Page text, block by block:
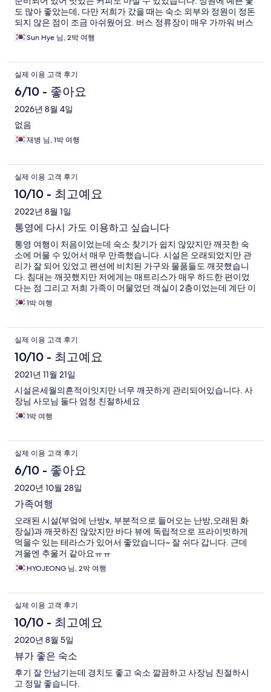
도 많아 좋았는데, 다만 저희가 갔을 때는 숙소 외부와 정원이 정돈
되지 않은 점이 조금 아쉬웠어요. 버스 정류장이 매우 가까워 버스
로 여행하기 좋습니다
Sun Hye 님, 2박 여행
실제 이용 고객 후기
6/10 - 좋아요
2026년 8월 4일
없음
재병 님, 1박 여행
실제 이용 고객 후기
10/10 - 최고예요
2022년 8월 1일
통영에 다시 가도 이용하고 싶습니다
통영 여행이 처음이었는데 숙소 찾기가 쉽지 않았지만 깨끗한 숙
소에 머물 수 있어서 매우 만족했습니다. 시설은 오래되었지만 관
리가 잘 되어 있었고 펜션에 비치된 가구와 물품들도 깨끗했습니
다. 침대는 깨끗했지만 저에게는 매트리스가 매우 하드한 편이었
다는 점 그리고 저희 가족이 머물었던 객실이 2층이었는데 계단 이
용하기가 불편했던 것을 빼고는 매우 훌륭한 숙소였다고 생각합니
다. 통영 대교가 훤하게 보여서 위치나 전망도 참 좋았고 카페를 함
다.
1박 여행
실제 이용 고객 후기
10/10 - 최고예요
2021년 11월 21일
시설은세월의흔적이잇지만 너무 깨끗하게 관리되어있습니다. 사
장님 사모님 둘다 엄청 친절하세요
1박 여행
실제 이용 고객 후기
6/10 - 좋아요
2020년 10월 28일
가족여행
오래된 시설(부엌에 난방x, 부분적으로 들어오는 난방,오래된 화
장실)과 깨끗하진 않았지만 바다 뷰에 독립적으로 프라이빗하게
먹을수 있는 테라스가 있어서 좋았습니다~ 잘 쉬다 갑니다. 근데
겨울엔 추울거 같아요ㅠㅠ
HYOJEONG 님, 2박 여행
실제 이용 고객 후기
10/10 - 최고예요
2020년 8월 5일
뷰가 좋은 숙소
후기 잘 안남기는데 경치도 좋고 숙소 깔끔하고 사장님 친절하시
고 정말 좋습니다.